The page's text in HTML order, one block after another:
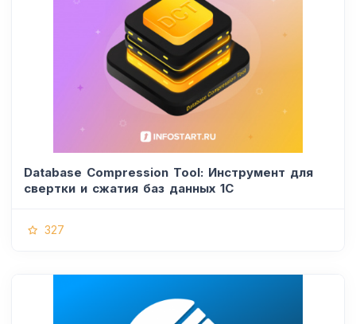
Database Compression Tool: Инструмент для
свертки и сжатия баз данных 1С
327